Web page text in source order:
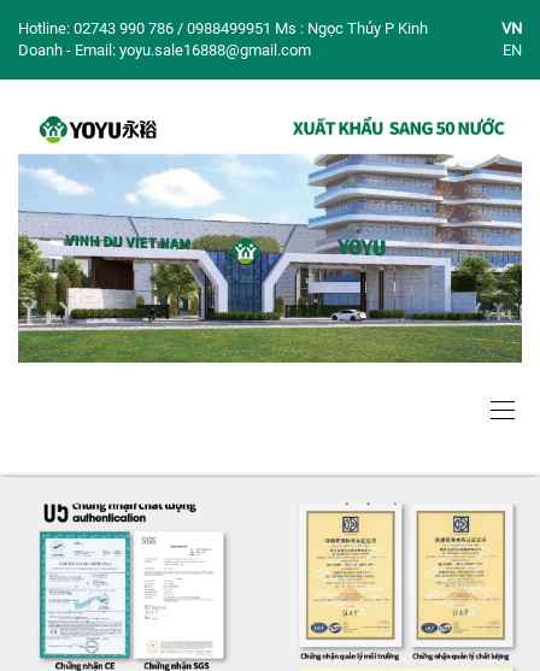
Hotline: 02743 990 786 / 0988499951 Ms : Ngọc Thủy P Kinh
Doanh - Email: yoyu.sale16888@gmail.com
VN
EN